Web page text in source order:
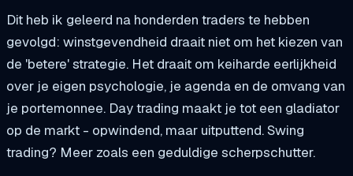
Dit heb ik geleerd na honderden traders te hebben
gevolgd: winstgevendheid draait niet om het kiezen van
de 'betere' strategie. Het draait om keiharde eerlijkheid
over je eigen psychologie, je agenda en de omvang van
je portemonnee. Day trading maakt je tot een gladiator
op de markt - opwindend, maar uitputtend. Swing
trading? Meer zoals een geduldige scherpschutter.